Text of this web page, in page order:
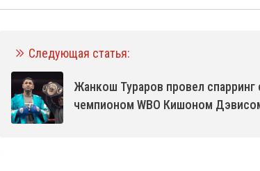
Следующая статья:
Жанкош Тураров провел спарринг
чемпионом WBO Кишоном